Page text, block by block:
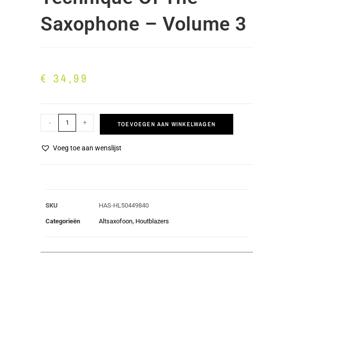
Saxophone – Volume 3
€ 34,99
- + TOEVOEGEN AAN WINKELWAGEN
Voeg toe aan wenslijst
SKU HAS-HL50449840
Categorieën Altsaxofoon, Houtblazers